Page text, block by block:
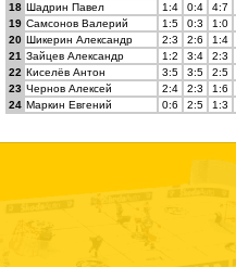
18 Шадрин Павел 1:4 0:4 4:7
19 Самсонов Валерий 1:5 0:3 1:0
20 Шикерин Александр 2:3 2:6 1:4
21 Зайцев Александр 1:2 3:4 2:3
22 Киселёв Антон 3:5 3:5 2:5
23 Чернов Алексей 2:4 2:3 1:6
24 Маркин Евгений 0:6 2:5 1:3